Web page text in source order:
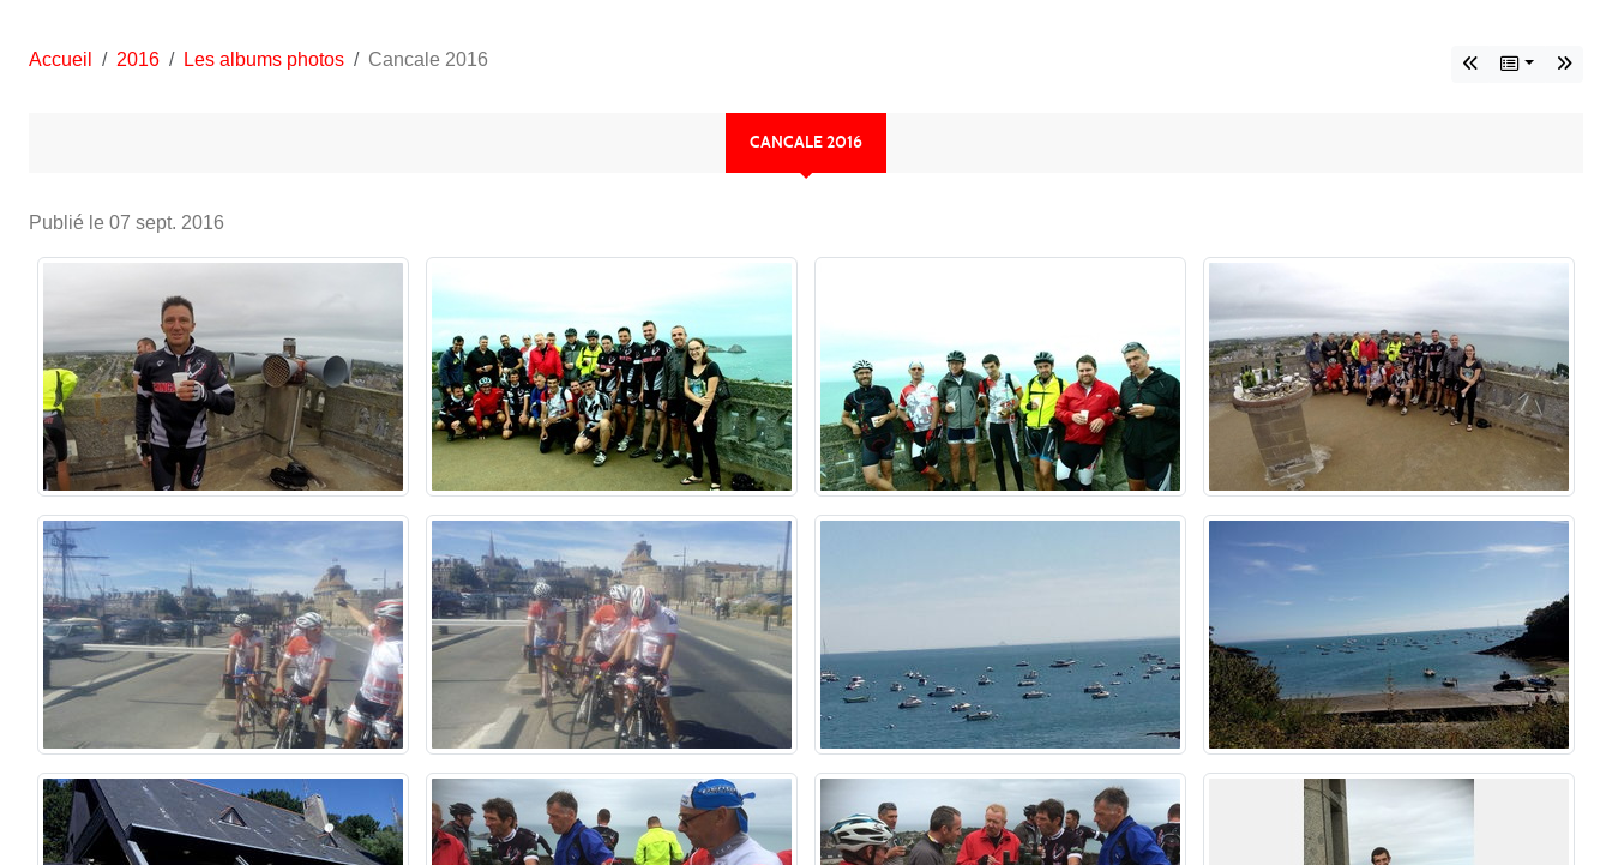
Accueil 2016 Les albums photos Cancale 2016
CANCALE 2016
Publié le 07 sept. 2016